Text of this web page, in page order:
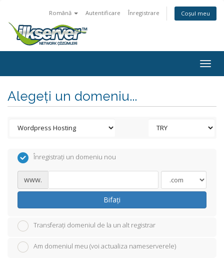
Română Autentificare Înregistrare Coșul meu
Alegeți un domeniu...
Înregistrați un domeniu nou
www.
Bifați
Transferați domeniul de la un alt registrar
Am domeniul meu (voi actualiza nameserverele)